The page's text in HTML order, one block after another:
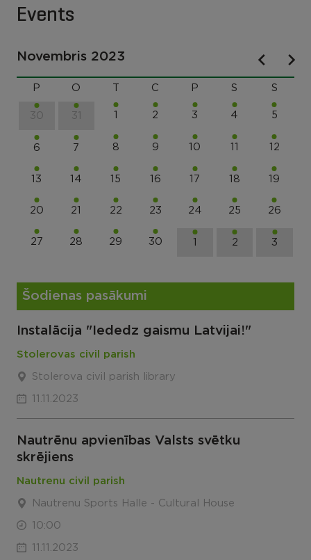
Events
Novembris 2023
P O C P S S
30 31 1 2 3 4 5
6 7 8 9 10 11 12
13 14 15 16 17 18 19
20 21 22 23 24 25 26
27 28 29 30 1 2 3
Šodienas pasākumi
Instalācija "Iededz gaismu Latvijai!"
Stolerovas civil parish
Stolerova civil parish library
11.11.2023
Nautrēnu apvienības Valsts svētku
skrējiens
Nautrenu civil parish
Nautrenu Sports Halle - Cultural House
10:00
11.11.2023